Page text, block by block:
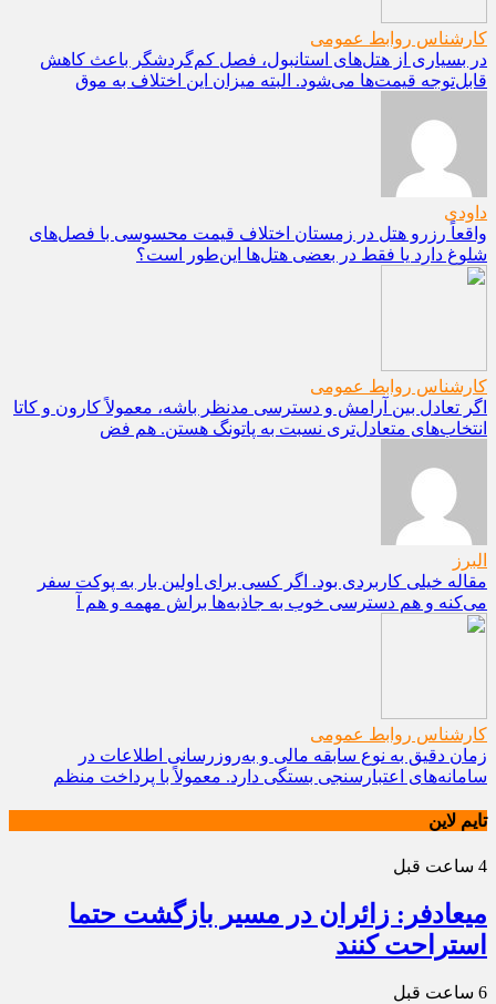
کارشناس روابط عمومی
در بسیاری از هتل‌های استانبول، فصل کم‌گردشگر باعث کاهش
قابل‌توجه قیمت‌ها می‌شود. البته میزان این اختلاف به موق
داودی
واقعاً رزرو هتل در زمستان اختلاف قیمت محسوسی با فصل‌های
شلوغ دارد یا فقط در بعضی هتل‌ها این‌طور است؟
کارشناس روابط عمومی
اگر تعادل بین آرامش و دسترسی مدنظر باشه، معمولاً کارون و کاتا
انتخاب‌های متعادل‌تری نسبت به پاتونگ هستن. هم فض
البرز
مقاله خیلی کاربردی بود. اگر کسی برای اولین بار به پوکت سفر
می‌کنه و هم دسترسی خوب به جاذبه‌ها براش مهمه و هم آ
کارشناس روابط عمومی
زمان دقیق به نوع سابقه مالی و به‌روزرسانی اطلاعات در
سامانه‌های اعتبارسنجی بستگی دارد. معمولاً با پرداخت منظم
تایم لاین
4 ساعت قبل
میعادفر: زائران در مسیر بازگشت حتما
استراحت کنند
6 ساعت قبل